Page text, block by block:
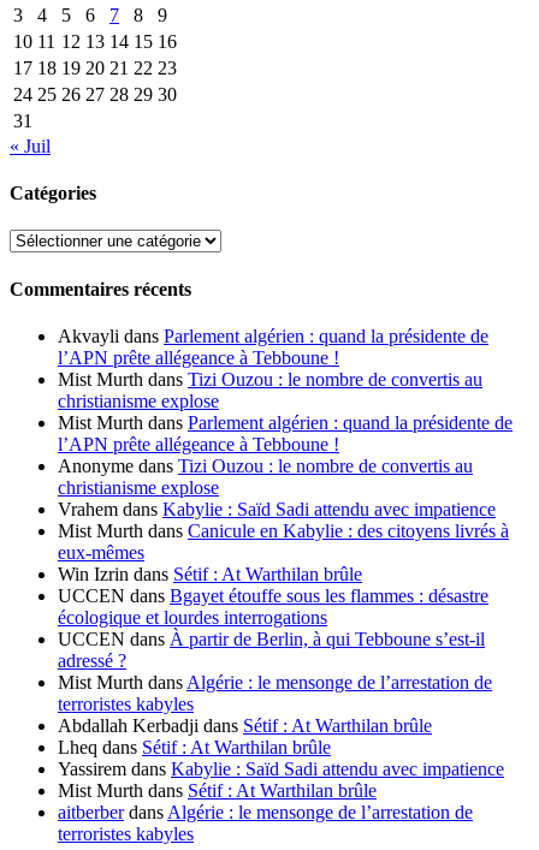
3
4 5 6 7 8
9
10 11 12 13 14 15 16
17 18 19 20 21 22 23
24 25 26 27 28 29 30
31
« Juil
Catégories
Catégories
Commentaires récents
Akvayli dans Parlement algérien : quand la présidente de
l’APN prête allégeance à Tebboune !
Mist Murth dans Tizi Ouzou : le nombre de convertis au
christianisme explose
Mist Murth dans Parlement algérien : quand la présidente de
l’APN prête allégeance à Tebboune !
Anonyme dans Tizi Ouzou : le nombre de convertis au
christianisme explose
Vrahem dans Kabylie : Saïd Sadi attendu avec impatience
Mist Murth dans Canicule en Kabylie : des citoyens livrés à
eux-mêmes
Win Izrin dans Sétif : At Warthilan brûle
UCCEN dans Bgayet étouffe sous les flammes : désastre
écologique et lourdes interrogations
UCCEN dans À partir de Berlin, à qui Tebboune s’est-il
adressé ?
Mist Murth dans Algérie : le mensonge de l’arrestation de
terroristes kabyles
Abdallah Kerbadji dans Sétif : At Warthilan brûle
Lheq dans Sétif : At Warthilan brûle
Yassirem dans Kabylie : Saïd Sadi attendu avec impatience
Mist Murth dans Sétif : At Warthilan brûle
aitberberdans Algérie : le mensonge de l’arrestation de
terroristes kabyles